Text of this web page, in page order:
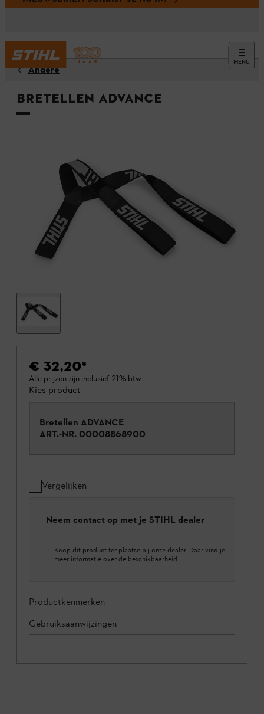
MENU
Andere
Bretellen ADVANCE
€ 32,20*
Alle prijzen zijn inclusief 21% btw.
Kies product
Bretellen ADVANCE
ART.-NR. 00008868900
Vergelijken
Neem contact op met je STIHL dealer
Koop dit product ter plaatse bij onze dealer. Daar vind je
meer informatie over de beschikbaarheid.
Productkenmerken
Gebruiksaanwijzingen